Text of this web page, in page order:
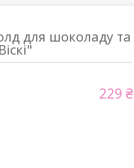
для шоколаду та
229 ₴